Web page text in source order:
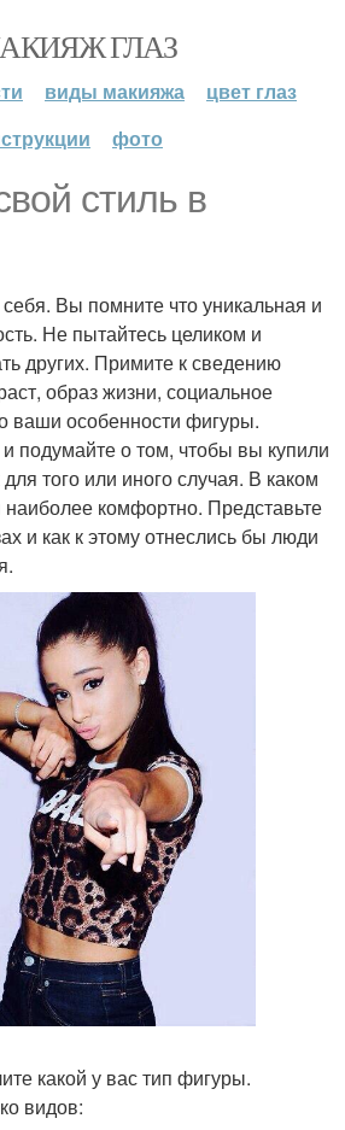
ГЛАЗ
виды макияжа
цвет глаз
фото
стиль в
Вы помните что уникальная и
Не пытайтесь целиком и
других. Примите к сведению
образ жизни, социальное
ваши особенности фигуры.
подумайте о том, чтобы вы купили
того или иного случая. В каком
комфортно. Представьте
и как к этому отнеслись бы люди
какой у вас тип фигуры.
видов: